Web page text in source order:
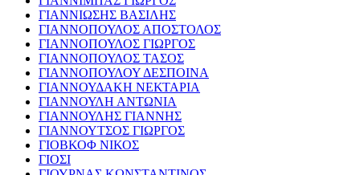
ΓΙΑΝΝΙΩΣΗΣ ΒΑΣΙΛΗΣ
ΓΙΑΝΝΟΠΟΥΛΟΣ ΑΠΟΣΤΟΛΟΣ
ΓΙΑΝΝΟΠΟΥΛΟΣ ΓΙΩΡΓΟΣ
ΓΙΑΝΝΟΠΟΥΛΟΣ ΤΑΣΟΣ
ΓΙΑΝΝΟΠΟΥΛΟΥ ΔΕΣΠΟΙΝΑ
ΓΙΑΝΝΟΥΔΑΚΗ ΝΕΚΤΑΡΙΑ
ΓΙΑΝΝΟΥΛΗ ΑΝΤΩΝΙΑ
ΓΙΑΝΝΟΥΛΗΣ ΓΙΑΝΝΗΣ
ΓΙΑΝΝΟΥΤΣΟΣ ΓΙΩΡΓΟΣ
ΓΙΟΒΚΟΦ ΝΙΚΟΣ
ΓΙΟΣΙ